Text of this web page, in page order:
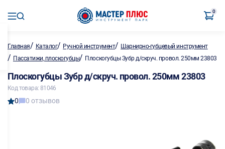
0
Главная/ Каталог/ Ручной инструмент/ Шарнирно-губцевый инструмент
/ Пассатижи, плоскогубцы/ Плоскогубцы Зубр д/скруч. провол. 250мм 23803
Плоскогубцы Зубр д/скруч. провол. 250мм 23803
Код товара: 81046
0 0 отзывов